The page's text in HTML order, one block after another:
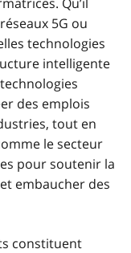
5G ou
technologies
intelligente
des emplois
tout en
le secteur
pour soutenir la
embaucher des
constituent